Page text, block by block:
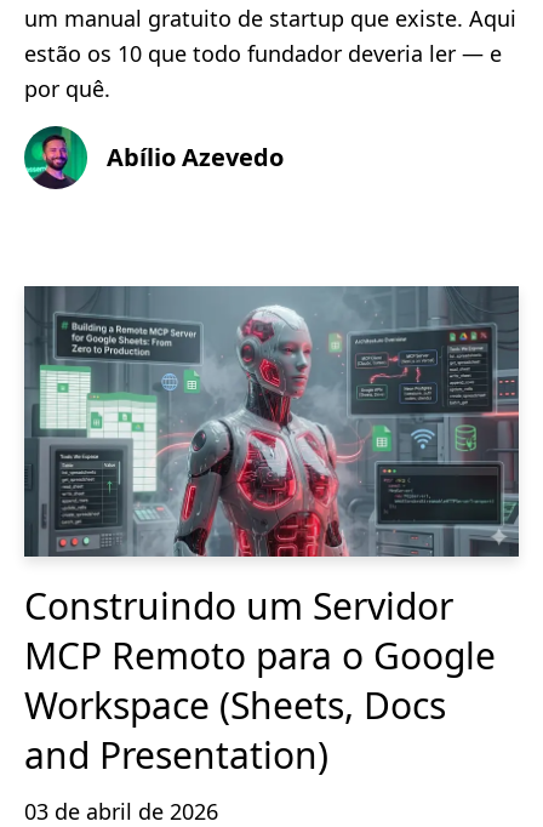
um manual gratuito de startup que existe. Aqui
estão os 10 que todo fundador deveria ler — e
por quê.
Abílio Azevedo
Construindo um Servidor
MCP Remoto para o Google
Workspace (Sheets, Docs
and Presentation)
03 de abril de 2026